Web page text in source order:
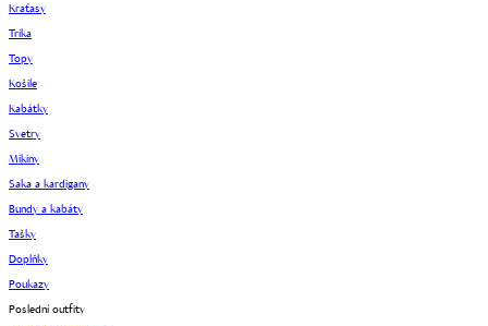
Kraťasy
Trika
Topy
Košile
Kabátky
Svetry
Mikiny
Saka a kardigany
Bundy a kabáty
Tašky
Doplňky
Poukazy
Poslední outfity